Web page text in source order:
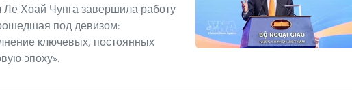
Хоай Чунга завершила работу
под девизом:
ключевых, постоянных
эпоху».